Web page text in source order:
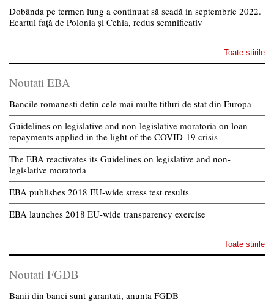
Dobânda pe termen lung a continuat să scadă in septembrie 2022.
Ecartul față de Polonia și Cehia, redus semnificativ
Toate stirile
Noutati EBA
Bancile romanesti detin cele mai multe titluri de stat din Europa
Guidelines on legislative and non-legislative moratoria on loan
repayments applied in the light of the COVID-19 crisis
The EBA reactivates its Guidelines on legislative and non-
legislative moratoria
EBA publishes 2018 EU-wide stress test results
EBA launches 2018 EU-wide transparency exercise
Toate stirile
Noutati FGDB
Banii din banci sunt garantati, anunta FGDB